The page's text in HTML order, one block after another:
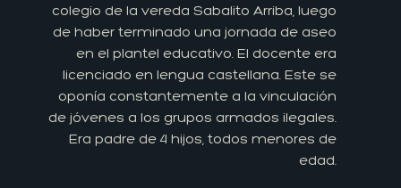
colegio de la vereda Sabalito Arriba, luego
de haber terminado una jornada de aseo
en el plantel educativo. El docente era
licenciado en lengua castellana. Este se
oponía constantemente a la vinculación
de jóvenes a los grupos armados ilegales.
Era padre de 4 hijos, todos menores de
edad.